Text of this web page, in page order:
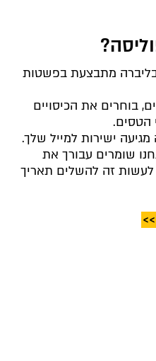
בליברה מתבצעת בפשטות
בוחרים את הכיסויים
הטסים.
ישירות למייל שלך.
שומרים עבורך את
זה להשלים תאריך